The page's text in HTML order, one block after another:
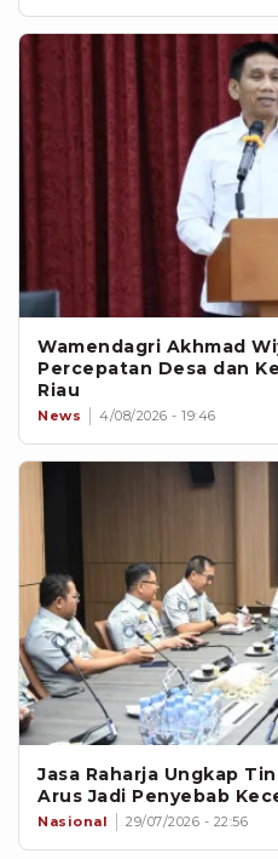
Wamendagri Akhmad
Percepatan Desa dan
Riau
News 4/08/2026 - 19:46
Jasa Raharja Ungkap
Arus Jadi Penyebab
Nasional 29/07/2026 - 22:56